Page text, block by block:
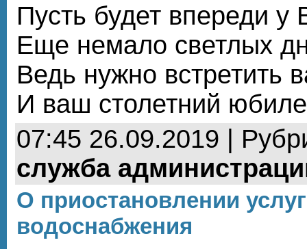
Пусть будет впереди у
Еще немало светлых
Ведь нужно встретить
И ваш столетний
07:45 26.09.2019 |
служба
О приостановлении
водоснабжения